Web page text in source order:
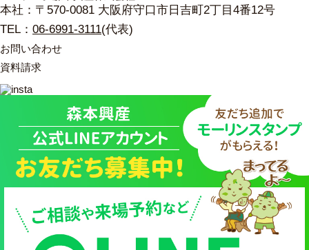
本社：〒570-0081 大阪府守口市日吉町2丁目4番12号
TEL： 06-6991-3111(代表)
お問い合わせ
資料請求